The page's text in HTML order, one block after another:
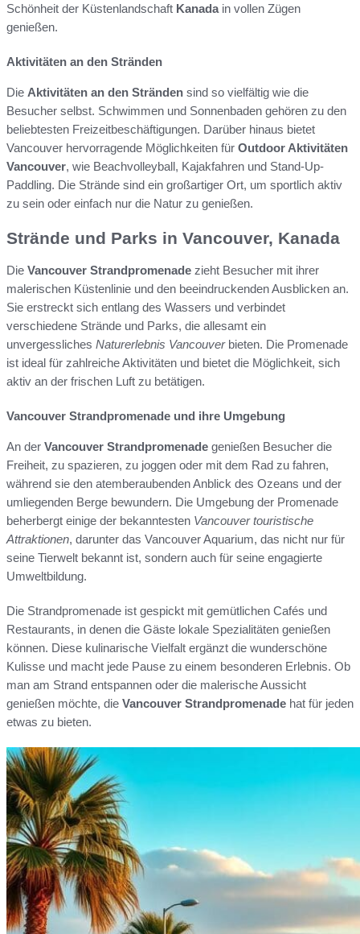
Schönheit der Küstenlandschaft Kanadain vollen Zügen
genießen.
Aktivitäten an den Stränden
Die Aktivitäten an den Stränden sind so vielfältig wie die
Besucher selbst. Schwimmen und Sonnenbaden gehören zu den
beliebtesten Freizeitbeschäftigungen. Darüber hinaus bietet
Vancouver hervorragende Möglichkeiten für Outdoor Aktivitäten
Vancouver, wie Beachvolleyball, Kajakfahren und Stand-Up-
Paddling. Die Strände sind ein großartiger Ort, um sportlich aktiv
zu sein oder einfach nur die Natur zu genießen.
Strände und Parks in Vancouver, Kanada
Die Vancouver Strandpromenade zieht Besucher mit ihrer
malerischen Küstenlinie und den beeindruckenden Ausblicken an.
Sie erstreckt sich entlang des Wassers und verbindet
verschiedene Strände und Parks, die allesamt ein
unvergessliches Naturerlebnis Vancouverbieten. Die Promenade
ist ideal für zahlreiche Aktivitäten und bietet die Möglichkeit, sich
aktiv an der frischen Luft zu betätigen.
Vancouver Strandpromenade und ihre Umgebung
An der Vancouver Strandpromenade genießen Besucher die
Freiheit, zu spazieren, zu joggen oder mit dem Rad zu fahren,
während sie den atemberaubenden Anblick des Ozeans und der
umliegenden Berge bewundern. Die Umgebung der Promenade
beherbergt einige der bekanntesten Vancouver touristische
Attraktionen, darunter das Vancouver Aquarium, das nicht nur für
seine Tierwelt bekannt ist, sondern auch für seine engagierte
Umweltbildung.
Die Strandpromenade ist gespickt mit gemütlichen Cafés und
Restaurants, in denen die Gäste lokale Spezialitäten genießen
können. Diese kulinarische Vielfalt ergänzt die wunderschöne
Kulisse und macht jede Pause zu einem besonderen Erlebnis. Ob
man am Strand entspannen oder die malerische Aussicht
genießen möchte, die Vancouver Strandpromenade hat für jeden
etwas zu bieten.